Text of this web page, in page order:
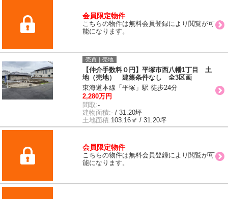
会員限定物件
こちらの物件は無料会員登録により閲覧が可
能になります。
売買｜売地
【仲介手数料０円】平塚市西八幡1丁目 土
地（売地） 建築条件なし 全3区画
東海道本線「平塚」駅 徒歩24分
2,280万円
間取:-
建物面積:- / 31.20坪
土地面積:103.16㎡ / 31.20坪
会員限定物件
こちらの物件は無料会員登録により閲覧が可
能になります。